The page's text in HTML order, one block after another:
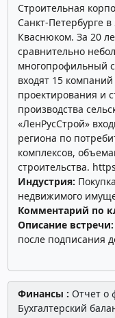
Строительная
Санкт-Петербурге
Кваснюком. За 20
сравнительно
многопрофильный
входят 15
проектирования и
производства
«ЛенРусСтрой»
региона по
комплексов,
строительства.
Индустрия:
недвижимого
Комментарий по
Описание встречи:
после подписания
Финансы : Отчет о
Бухгалтерский